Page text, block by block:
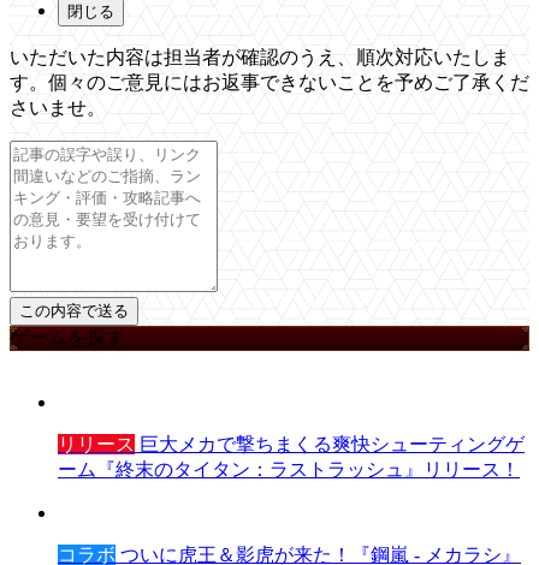
閉じる
いただいた内容は担当者が確認のうえ、順次対応いたしま
す。個々のご意見にはお返事できないことを予めご了承くだ
さいませ。
ゲームを探す
リリース 巨大メカで撃ちまくる爽快シューティングゲ
ーム『終末のタイタン：ラストラッシュ』リリース！
コラボ ついに虎王＆影虎が来た！『鋼嵐 - メカラシ』